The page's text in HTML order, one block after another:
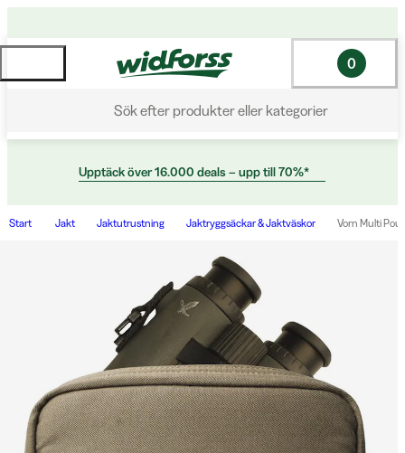
Sök efter produkter eller kategorier
0
Upptäck över 16.000 deals – upp till 70%*
Start Jakt Jaktutrustning Jaktryggsäckar & Jaktväskor Vorn Multi